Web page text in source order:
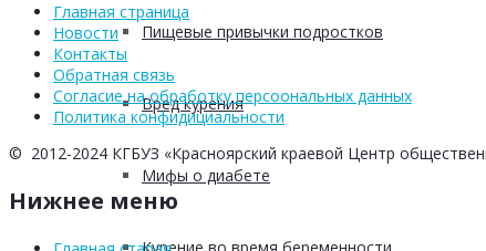
Пищевые привычки подростков
Вред курения
Мифы о диабете
Главная страница
Новости
Контакты
Обратная связь
Согласие на обработку персоональных данных
Политика конфидициальности
© 2012-2024 КГБУЗ «Красноярский краевой Центр
Нижнее меню